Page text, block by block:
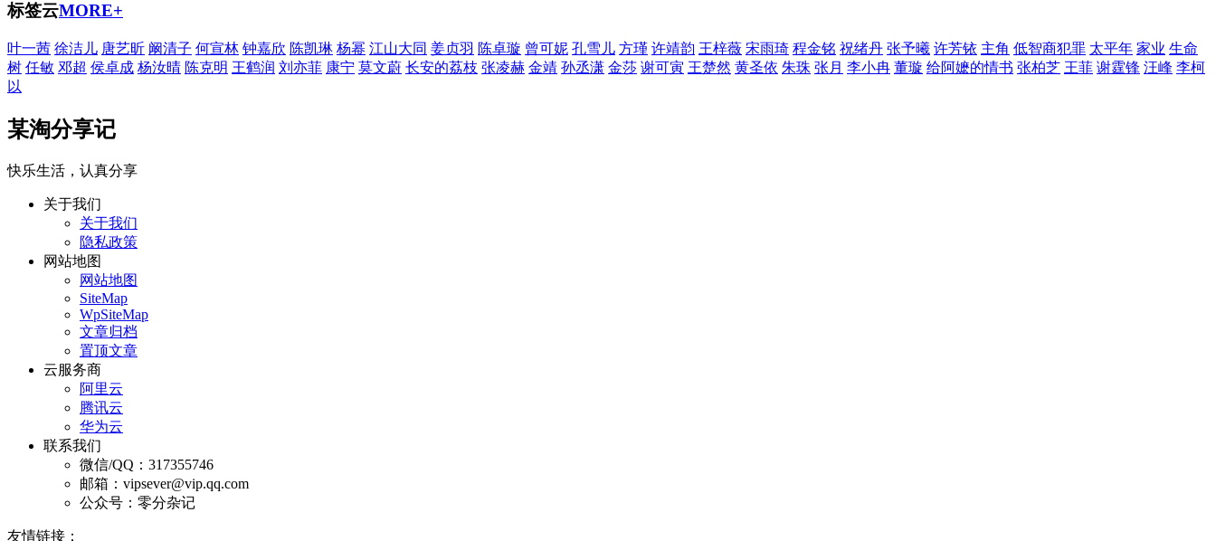
标签云MORE+
叶一茜 徐洁儿 唐艺昕 阚清子 何宣林 钟嘉欣 陈凯琳 杨幂 江山大同 姜贞羽 陈卓璇 曾可妮 孔雪儿 方瑾 许靖韵 王梓薇 宋雨琦 程金铭 祝绪丹 张予曦 许芳铱 主角 低智商犯罪 太平年 家业 生命
树 任敏 邓超 侯卓成 杨汝晴 陈克明 王鹤润 刘亦菲 康宁 莫文蔚 长安的荔枝 张凌赫 金靖 孙丞潇 金莎 谢可寅 王楚然 黄圣依 朱珠 张月 李小冉 董璇 给阿嬷的情书 张柏芝 王菲 谢霆锋 汪峰 李柯
以
某淘分享记
快乐生活，认真分享
关于我们
关于我们
隐私政策
网站地图
网站地图
SiteMap
WpSiteMap
文章归档
置顶文章
云服务商
阿里云
腾讯云
华为云
联系我们
微信/QQ：317355746
邮箱：vipsever@vip.qq.com
公众号：零分杂记
友情链接：